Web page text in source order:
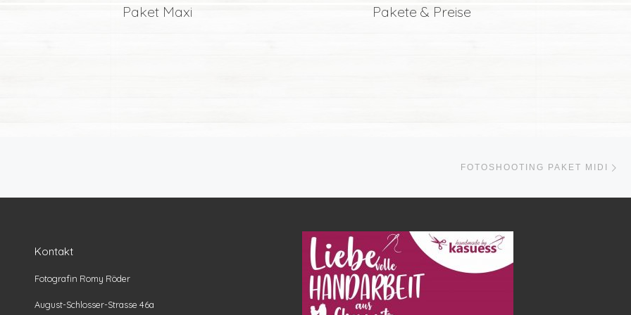
Paket Maxi Pakete & Preise
FOTOSHOOTING PAKET MIDI
Kontakt
Fotografin Romy Röder
August-Schlosser-Strasse 46a